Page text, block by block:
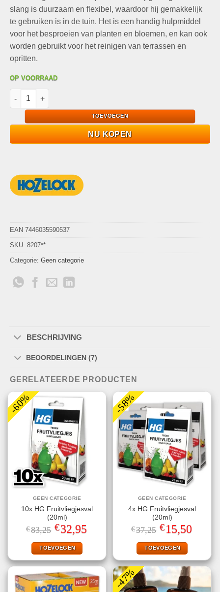
slang is duurzaam en flexibel, waardoor hij gemakkelijk
te gebruiken is in de tuin. Het is een handig hulpmiddel
voor het besproeien van planten en bloemen, en kan ook
worden gebruikt voor het reinigen van terrassen en
opritten.
OP VOORRAAD
De uitrek tuinslang - Hozelock SuperHoze 7.5m aantal
TOEVOEGEN
NU KOPEN
EAN 7446035590537
SKU: 8207**
Categorie: Geen categorie
BESCHRIJVING
BEOORDELINGEN (7)
GERELATEERDE PRODUCTEN
-60%
GEEN CATEGORIE
10x HG Fruitvliegjesval
(20ml)
€83,25 Oorspronkelijke
prijs
was:
€83,25.
€32,95prijs
TOEVOEGEN
-58%
GEEN CATEGORIE
4x HG Fruitvliegjesval
(20ml)
€37,25 Oorspronkelijke
prijs
was:
€37,25.
€15,50Huidige
prijs
TOEVOEGEN
-47%